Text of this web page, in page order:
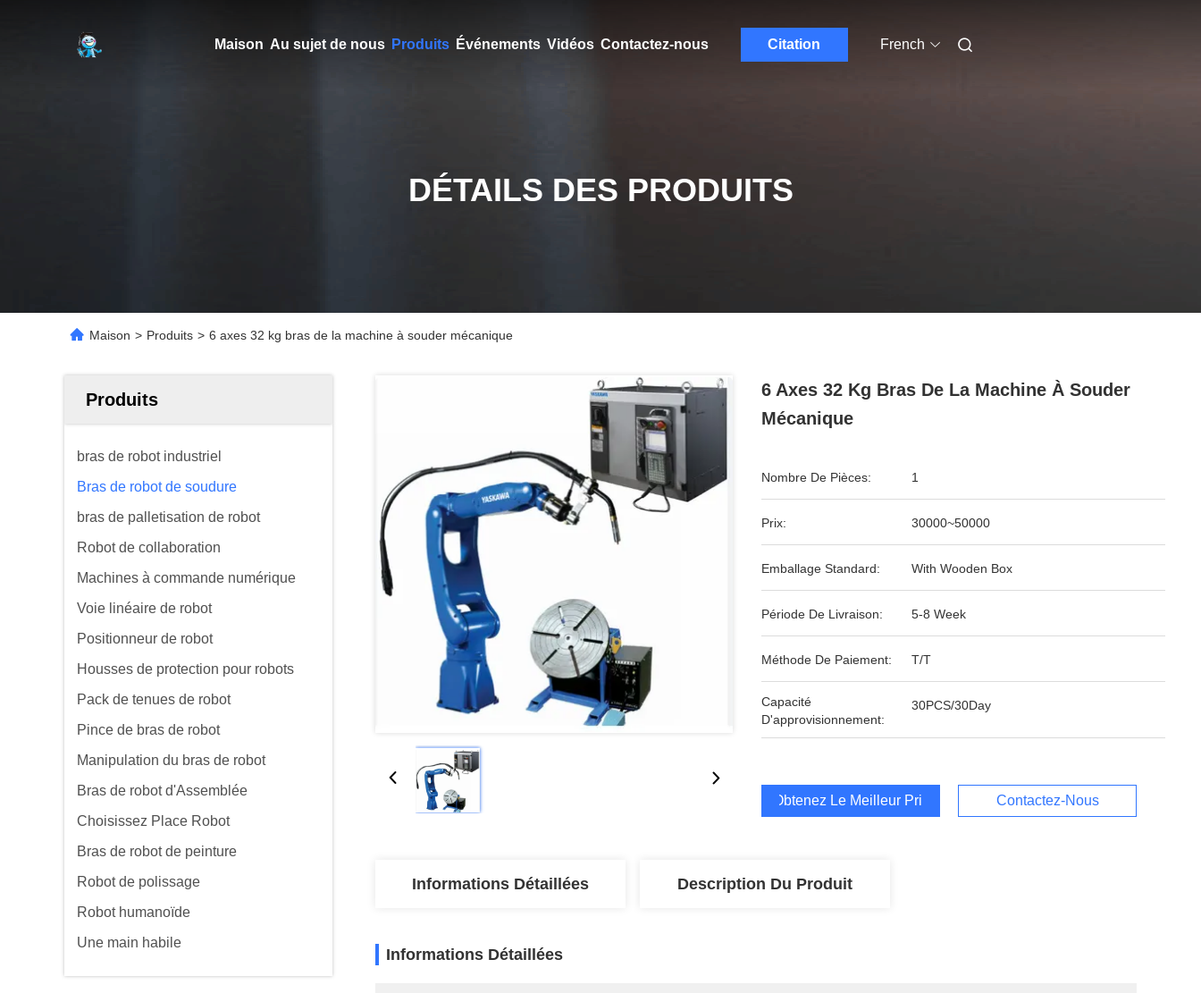
Maison Au sujet de nous Produits Événements Vidéos Contactez-nous Citation French
DÉTAILS DES PRODUITS
Maison > Produits > 6 axes 32 kg bras de la machine à souder mécanique
Produits
bras de robot industriel
Bras de robot de soudure
bras de palletisation de robot
Robot de collaboration
Machines à commande numérique
Voie linéaire de robot
Positionneur de robot
Housses de protection pour robots
Pack de tenues de robot
Pince de bras de robot
Manipulation du bras de robot
Bras de robot d'Assemblée
Choisissez Place Robot
Bras de robot de peinture
Robot de polissage
Robot humanoïde
Une main habile
6 Axes 32 Kg Bras De La Machine À Souder
Mécanique
Nombre De Pièces: 1
Prix: 30000~50000
Emballage Standard: With Wooden Box
Période De Livraison: 5-8 Week
Méthode De Paiement: T/T
Capacité
D'approvisionnement:
30PCS/30Day
Obtenez Le Meilleur Prix Contactez-Nous
Informations Détaillées Description Du Produit
Informations Détaillées